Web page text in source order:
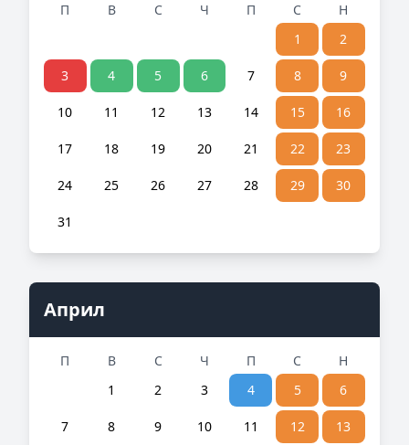
П В С Ч П С
Н
1
2
3 4 5 6 7 8 9
10 11 12 13 14 15 16
17 18 19 20 21 22 23
24 25 26 27 28 29 30
31
Април
П В С Ч П С
Н
1
2 3 4 5 6
7 8 9 10 11 12 13